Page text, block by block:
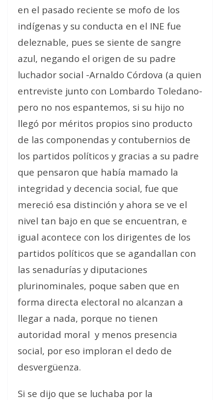
en el pasado reciente se mofo de los
indígenas y su conducta en el INE fue
deleznable, pues se siente de sangre
azul, negando el origen de su padre
luchador social -Arnaldo Córdova (a quien
entreviste junto con Lombardo Toledano-
pero no nos espantemos, si su hijo no
llegó por méritos propios sino producto
de las componendas y contubernios de
los partidos políticos y gracias a su padre
que pensaron que había mamado la
integridad y decencia social, fue que
mereció esa distinción y ahora se ve el
nivel tan bajo en que se encuentran, e
igual acontece con los dirigentes de los
partidos políticos que se agandallan con
las senadurías y diputaciones
plurinominales, poque saben que en
forma directa electoral no alcanzan a
llegar a nada, porque no tienen
autoridad moral y menos presencia
social, por eso imploran el dedo de
desvergüenza.
Si se dijo que se luchaba por la